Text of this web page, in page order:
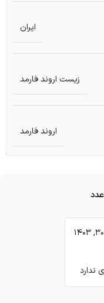
ایران
زیست اروند فارمد
اروند فارمد
ندارد